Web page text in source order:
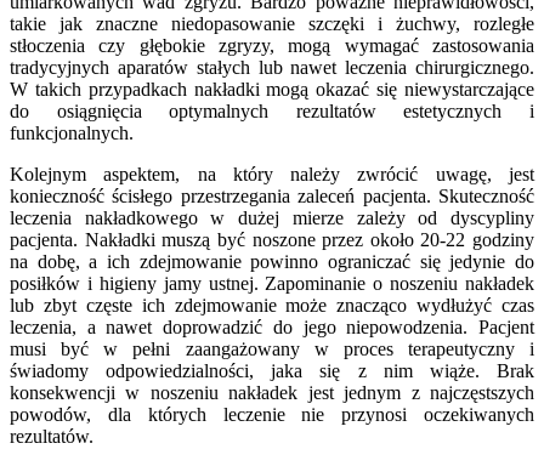
takie jak znaczne niedopasowanie szczęki i żuchwy, rozległe
stłoczenia czy głębokie zgryzy, mogą wymagać zastosowania
tradycyjnych aparatów stałych lub nawet leczenia chirurgicznego.
W takich przypadkach nakładki mogą okazać się niewystarczające
do osiągnięcia optymalnych rezultatów estetycznych i
funkcjonalnych.
Kolejnym aspektem, na który należy zwrócić uwagę, jest
konieczność ścisłego przestrzegania zaleceń pacjenta. Skuteczność
leczenia nakładkowego w dużej mierze zależy od dyscypliny
pacjenta. Nakładki muszą być noszone przez około 20-22 godziny
na dobę, a ich zdejmowanie powinno ograniczać się jedynie do
posiłków i higieny jamy ustnej. Zapominanie o noszeniu nakładek
lub zbyt częste ich zdejmowanie może znacząco wydłużyć czas
leczenia, a nawet doprowadzić do jego niepowodzenia. Pacjent
musi być w pełni zaangażowany w proces terapeutyczny i
świadomy odpowiedzialności, jaka się z nim wiąże. Brak
konsekwencji w noszeniu nakładek jest jednym z najczęstszych
powodów, dla których leczenie nie przynosi oczekiwanych
rezultatów.